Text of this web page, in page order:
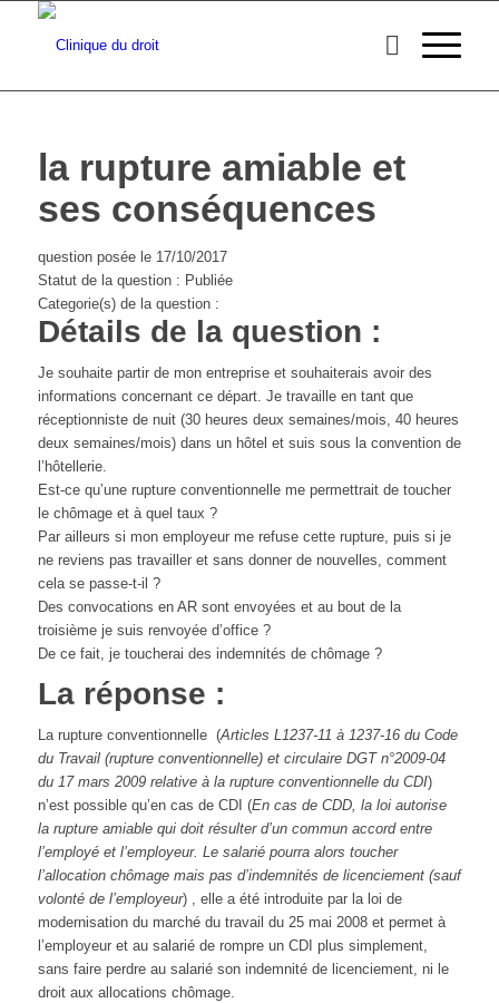
la rupture amiable et
ses conséquences
question posée le 17/10/2017
Statut de la question : Publiée
Categorie(s) de la question :
Détails de la question :
Je souhaite partir de mon entreprise et souhaiterais avoir des
informations concernant ce départ. Je travaille en tant que
réceptionniste de nuit (30 heures deux semaines/mois, 40 heures
deux semaines/mois) dans un hôtel et suis sous la convention de
l’hôtellerie.
Est-ce qu’une rupture conventionnelle me permettrait de toucher
le chômage et à quel taux ?
Par ailleurs si mon employeur me refuse cette rupture, puis si je
ne reviens pas travailler et sans donner de nouvelles, comment
cela se passe-t-il ?
Des convocations en AR sont envoyées et au bout de la
troisième je suis renvoyée d’office ?
De ce fait, je toucherai des indemnités de chômage ?
La réponse :
La rupture conventionnelle (Articles L1237-11 à 1237-16 du Code
du Travail (rupture conventionnelle) et circulaire DGT n°2009-04
du 17 mars 2009 relative à la rupture conventionnelle du CDI)
n’est possible qu’en cas de CDI (En cas de CDD, la loi autorise
la rupture amiable qui doit résulter d’un commun accord entre
l’employé et l’employeur. Le salarié pourra alors toucher
l’allocation chômage mais pas d’indemnités de licenciement (sauf
volonté de l’employeur) , elle a été introduite par la loi de
modernisation du marché du travail du 25 mai 2008 et permet à
l’employeur et au salarié de rompre un CDI plus simplement,
sans faire perdre au salarié son indemnité de licenciement, ni le
droit aux allocations chômage.